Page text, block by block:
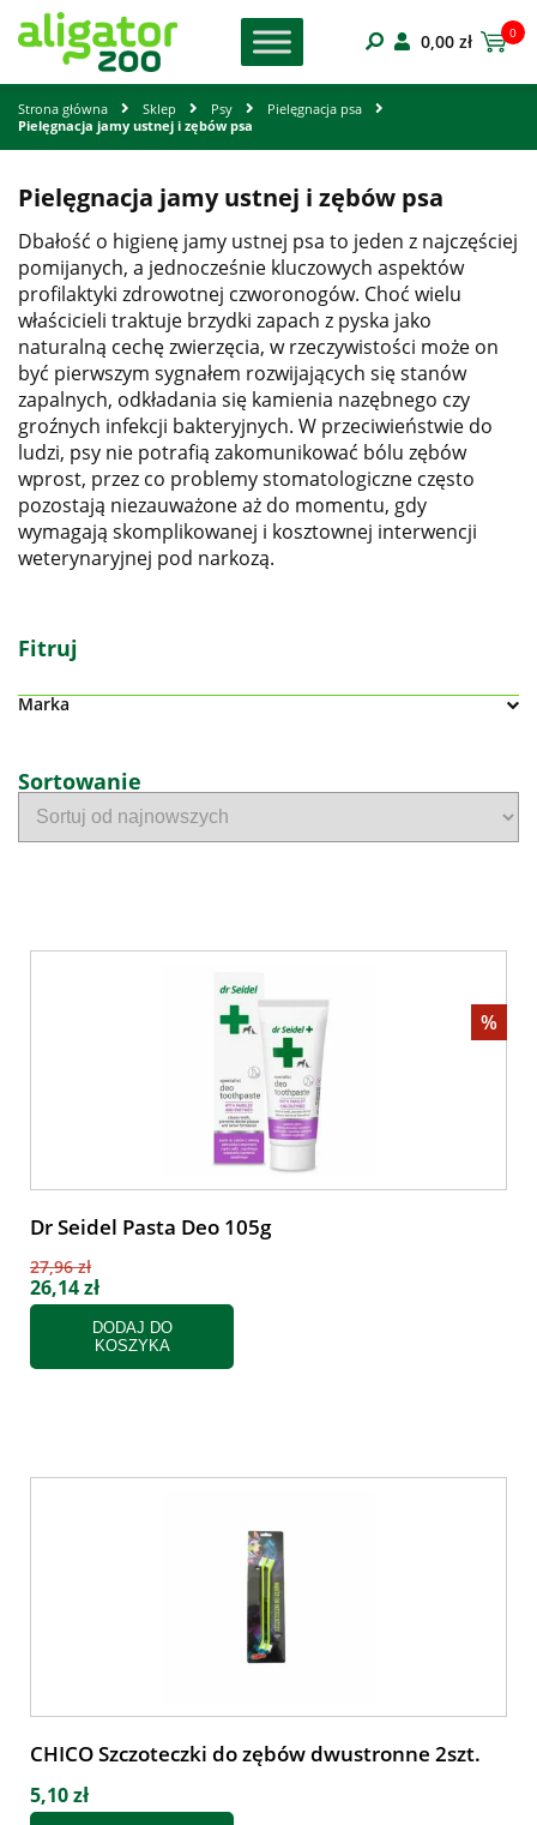
0,00 zł 0
Strona główna Sklep Psy
Pielęgnacja psa
Pielęgnacja jamy ustnej i zębów psa
Pielęgnacja jamy ustnej i zębów psa
Dbałość o higienę jamy ustnej psa to jeden z najczęściej
pomijanych, a jednocześnie kluczowych aspektów
profilaktyki zdrowotnej czworonogów. Choć wielu
właścicieli traktuje brzydki zapach z pyska jako
naturalną cechę zwierzęcia, w rzeczywistości może on
być pierwszym sygnałem rozwijających się stanów
zapalnych, odkładania się kamienia nazębnego czy
groźnych infekcji bakteryjnych. W przeciwieństwie do
ludzi, psy nie potrafią zakomunikować bólu zębów
wprost, przez co problemy stomatologiczne często
pozostają niezauważone aż do momentu, gdy
wymagają skomplikowanej i kosztownej interwencji
weterynaryjnej pod narkozą.
Fitruj
Marka
Sortowanie
%
Dr Seidel Pasta Deo 105g
27,96 zł
26,14 zł
DODAJ DO
KOSZYKA
CHICO Szczoteczki do zębów dwustronne 2szt.
5,10 zł